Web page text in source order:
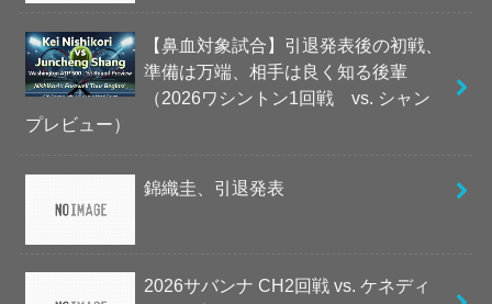
【鼻血対象試合】引退発表後の初戦、
準備は万端、相手は良く知る後輩
（2026ワシントン1回戦 vs. シャン
プレビュー）
錦織圭、引退発表
2026サバンナ CH2回戦 vs. ケネディ